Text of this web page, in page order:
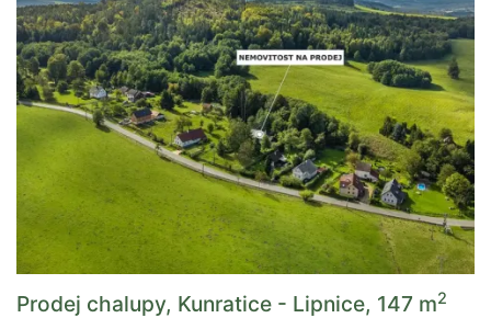
Prodej chalupy, Kunratice - Lipnice, 147 m2